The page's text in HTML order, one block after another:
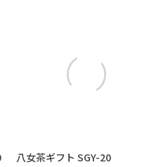
八女茶ギフト SGY-20